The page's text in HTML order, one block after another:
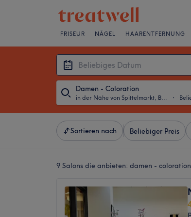
FRISEUR NÄGEL HAARENTFERNUNG
Damen - Coloration
in der Nähe von Spittelmarkt, Berlin ・
Sortieren nach Beliebiger Preis
9 Salons die anbieten: damen -